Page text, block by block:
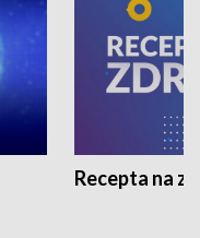
Recepta na